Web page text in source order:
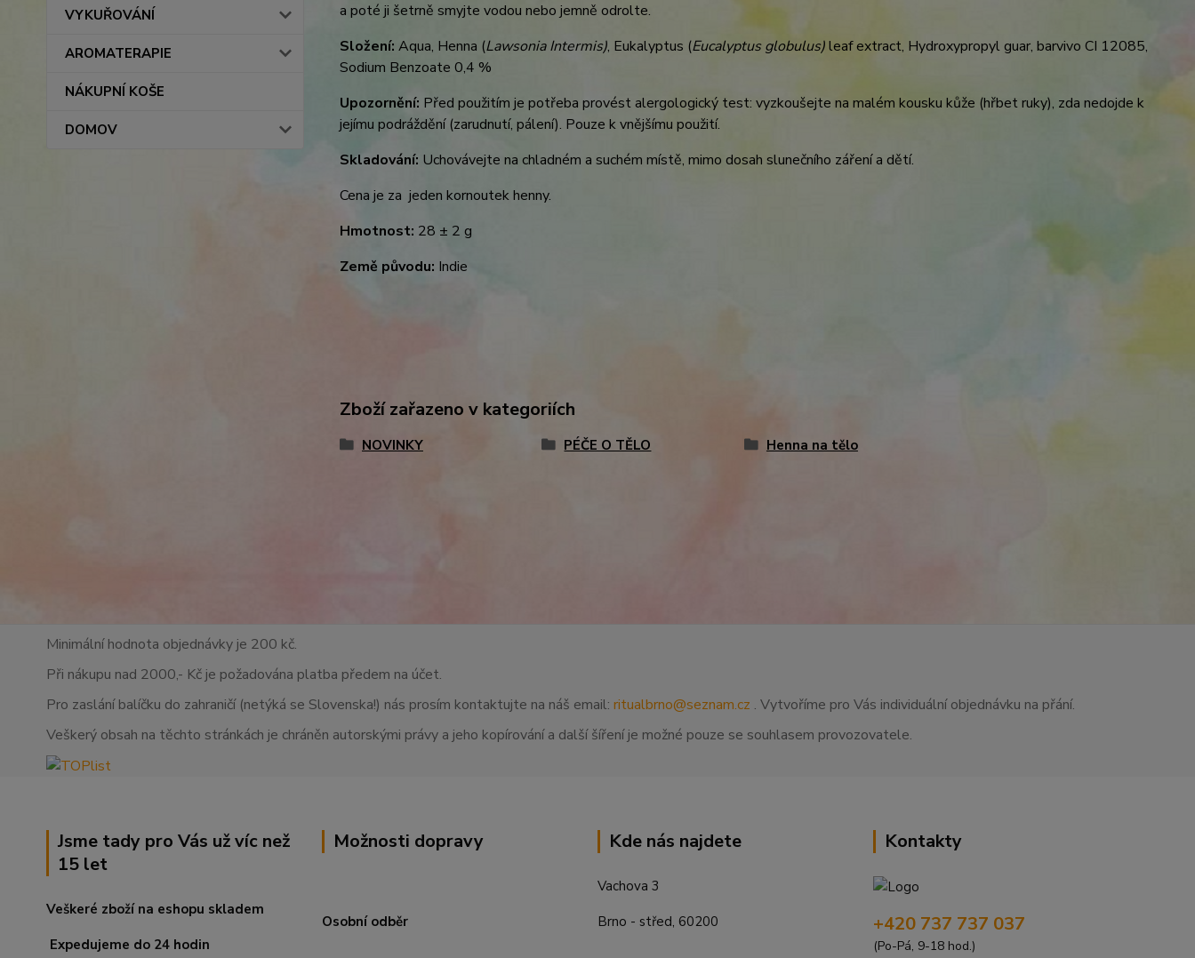
VYKUŘOVÁNÍ
AROMATERAPIE
NÁKUPNÍ KOŠE
DOMOV
a poté ji šetrně smyjte vodou nebo jemně odrolte.
Složení: Aqua, Henna (Lawsonia Intermis), Eukalyptus (Eucalyptus globulus)leaf extract, Hydroxypropyl guar, barvivo CI 12085,
Sodium Benzoate 0,4 %
Upozornění: Před použitím je potřeba provést alergologický test: vyzkoušejte na malém kousku kůže (hřbet ruky), zda nedojde k
jejímu podráždění (zarudnutí, pálení). Pouze k vnějšímu použití.
Skladování: Uchovávejte na chladném a suchém místě, mimo dosah slunečního záření a dětí.
Cena je za jeden kornoutek henny.
Hmotnost: 28 ± 2 g
Země původu: Indie
Zboží zařazeno v kategoriích
NOVINKY PÉČE O TĚLO Henna na tělo
Minimální hodnota objednávky je 200 kč.
Při nákupu nad 2000,- Kč je požadována platba předem na účet.
Pro zaslání balíčku do zahraničí (netýká se Slovenska!) nás prosím kontaktujte na náš email: ritualbrno@seznam.cz . Vytvoříme pro Vás individuální objednávku na přání.
Veškerý obsah na těchto stránkách je chráněn autorskými právy a jeho kopírování a další šíření je možné pouze se souhlasem provozovatele.
Jsme tady pro Vás už víc než
15 let
Veškeré zboží na eshopu skladem
Expedujeme do 24 hodin
Možnosti dopravy
Osobní odběr
Kde nás najdete
Vachova 3
Brno - střed, 60200
Kontakty
+420 737 737 037
(Po-Pá, 9-18 hod.)